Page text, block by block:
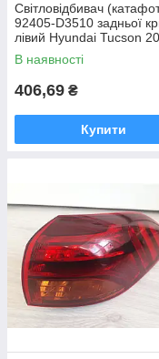
Світловідбивач
92405-D3510 задньої
лівий Hyundai Tucson
2019-2020г.
В наявності
406,69 ₴
Купити